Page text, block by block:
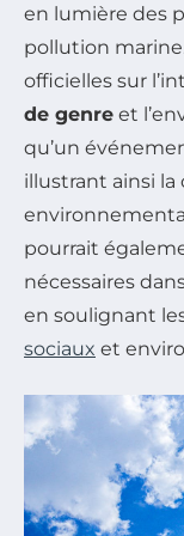
en lumière des
pollution
officielles sur
de genre et
qu’un
illustrant ainsi
pourrait
nécessaires
en soulignant
sociaux et